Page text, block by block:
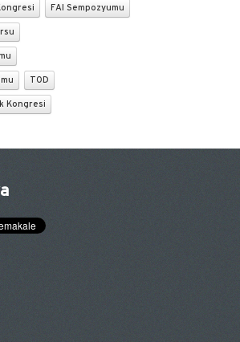
FAI Sempozyumu
TOD
Kongresi